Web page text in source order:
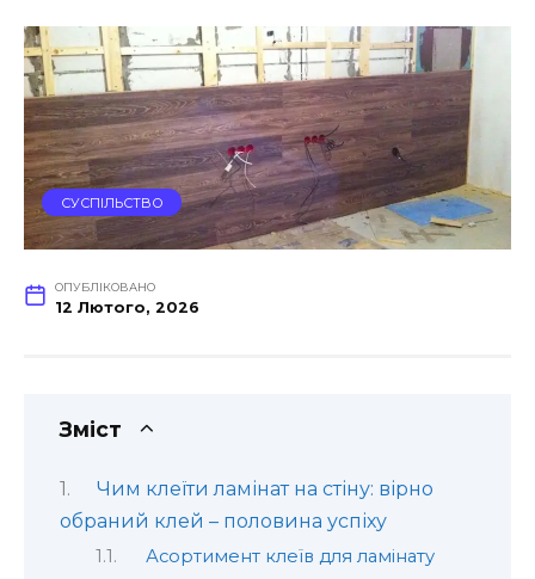
СУСПІЛЬСТВО
ОПУБЛІКОВАНО
12 Лютого, 2026
Зміст
Чим клеїти ламінат на стіну: вірно
обраний клей – половина успіху
Асортимент клеїв для ламінату